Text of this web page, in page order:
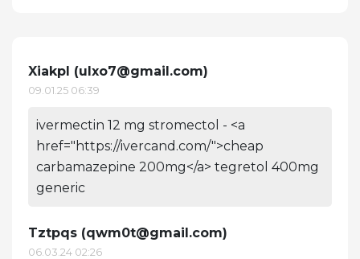
Xiakpl (ulxo7@gmail.com)
09.01.25 06:39
ivermectin 12 mg stromectol - <a
href="https://ivercand.com/">cheap
carbamazepine 200mg</a> tegretol 400mg
generic
Tztpqs (qwm0t@gmail.com)
06.03.24 02:26